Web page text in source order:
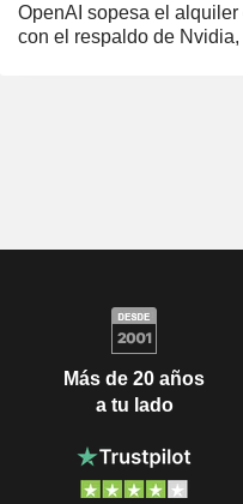
OpenAI sopesa el
con el respaldo de
Más de 20 años
a tu lado